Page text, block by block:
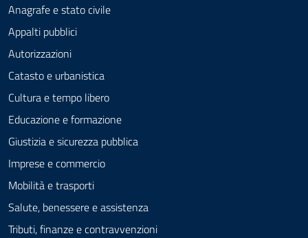
Anagrafe e stato civile
Appalti pubblici
Autorizzazioni
Catasto e urbanistica
Cultura e tempo libero
Educazione e formazione
Giustizia e sicurezza pubblica
Imprese e commercio
Mobilità e trasporti
Salute, benessere e assistenza
Tributi, finanze e contravvenzioni